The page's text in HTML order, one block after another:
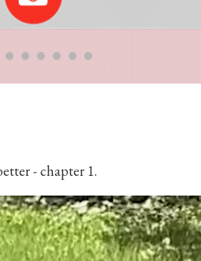
- chapter 1.